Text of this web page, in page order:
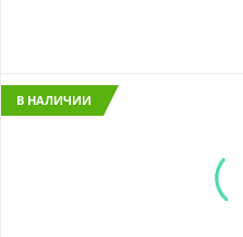
В НАЛИЧИИ